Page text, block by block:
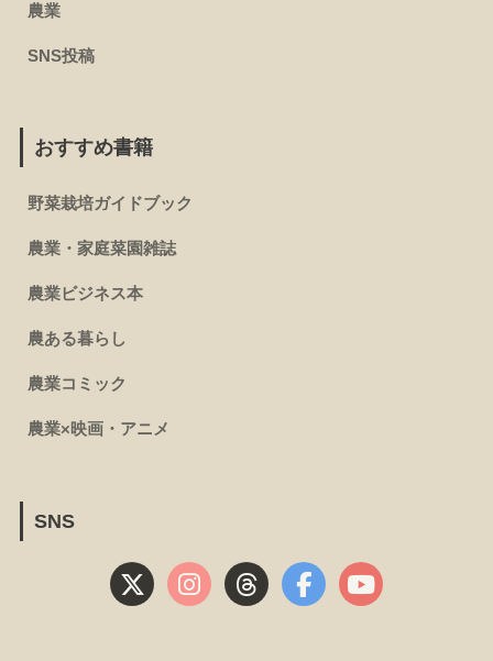
農業
SNS投稿
おすすめ書籍
野菜栽培ガイドブック
農業・家庭菜園雑誌
農業ビジネス本
農ある暮らし
農業コミック
農業×映画・アニメ
SNS